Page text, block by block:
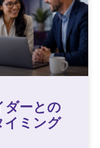
ダーとの
イミング